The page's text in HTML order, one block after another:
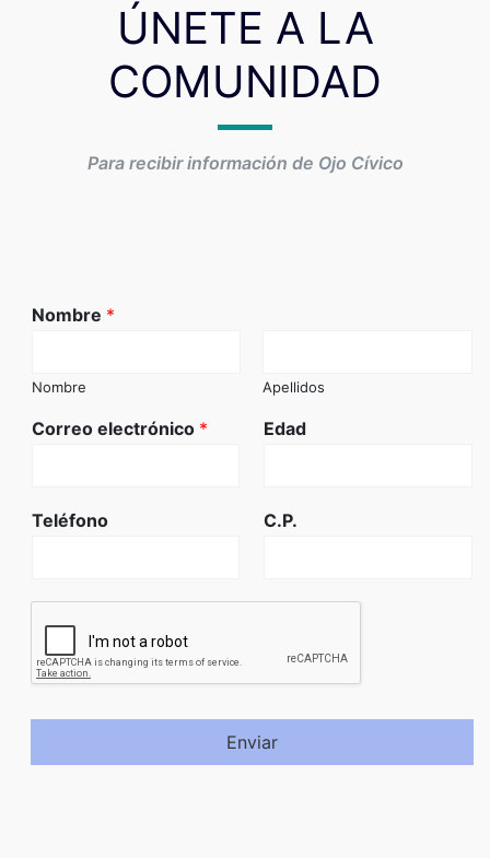
ÚNETE A LA
COMUNIDAD
Para recibir información de Ojo Cívico
Nombre *
Nombre Apellidos
Correo electrónico * Edad
Teléfono C.P.
Enviar